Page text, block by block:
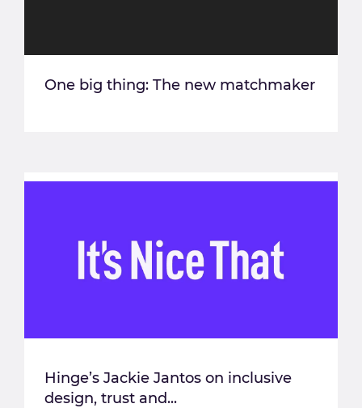
One big thing: The new matchmaker
Hinge’s Jackie Jantos on inclusive
design, trust and...